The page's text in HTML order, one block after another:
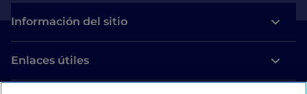
Información del sitio
Enlaces útiles